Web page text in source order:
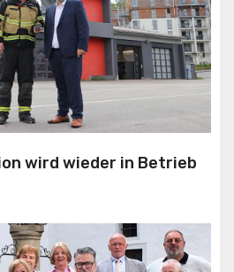
wird wieder in Betrieb